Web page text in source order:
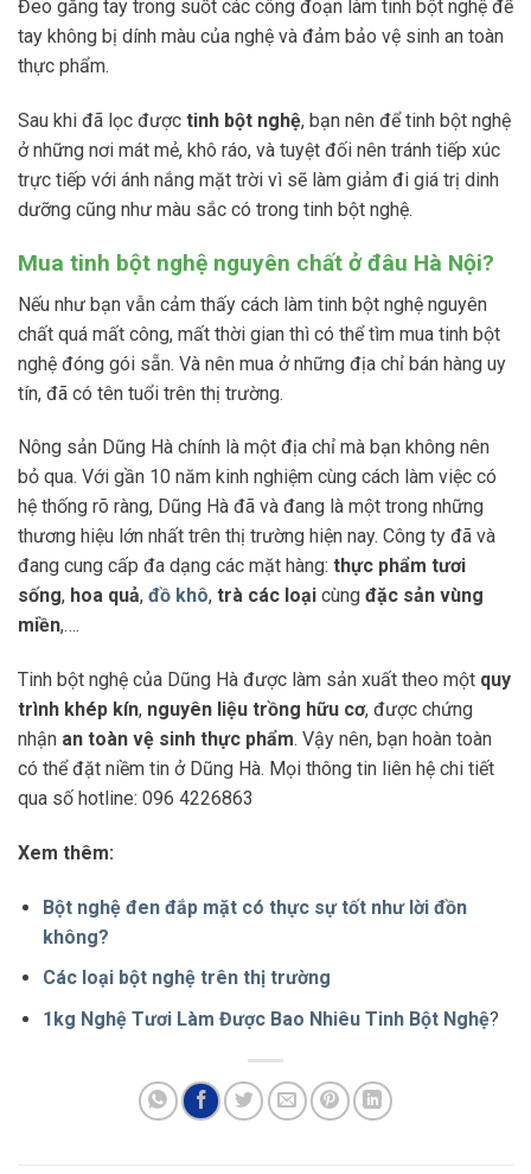
Đeo găng tay trong suốt các công đoạn làm tinh bột nghệ để
tay không bị dính màu của nghệ và đảm bảo vệ sinh an toàn
thực phẩm.
Sau khi đã lọc được tinh bột nghệ, bạn nên để tinh bột nghệ
ở những nơi mát mẻ, khô ráo, và tuyệt đối nên tránh tiếp xúc
trực tiếp với ánh nắng mặt trời vì sẽ làm giảm đi giá trị dinh
dưỡng cũng như màu sắc có trong tinh bột nghệ.
Mua tinh bột nghệ nguyên chất ở đâu Hà Nội?
Nếu như bạn vẫn cảm thấy cách làm tinh bột nghệ nguyên
chất quá mất công, mất thời gian thì có thể tìm mua tinh bột
nghệ đóng gói sẵn. Và nên mua ở những địa chỉ bán hàng uy
tín, đã có tên tuổi trên thị trường.
Nông sản Dũng Hà chính là một địa chỉ mà bạn không nên
bỏ qua. Với gần 10 năm kinh nghiệm cùng cách làm việc có
hệ thống rõ ràng, Dũng Hà đã và đang là một trong những
thương hiệu lớn nhất trên thị trường hiện nay. Công ty đã và
đang cung cấp đa dạng các mặt hàng: thực phẩm tươi
sống, hoa quả, đồ khô, trà các loại cùng đặc sản vùng
miền,….
Tinh bột nghệ của Dũng Hà được làm sản xuất theo một quy
trình khép kín, nguyên liệu trồng hữu cơ, được chứng
nhận an toàn vệ sinh thực phẩm. Vậy nên, bạn hoàn toàn
có thể đặt niềm tin ở Dũng Hà. Mọi thông tin liên hệ chi tiết
qua số hotline: 096 4226863
Xem thêm:
Bột nghệ đen đắp mặt có thực sự tốt như lời đồn
không?
Các loại bột nghệ trên thị trường
1kg Nghệ Tươi Làm Được Bao Nhiêu Tinh Bột Nghệ?